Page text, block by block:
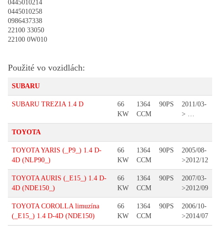
0445010214
0445010258
0986437338
22100 33050
22100 0W010
Použité vo vozidlách:
SUBARU
SUBARU TREZIA 1.4 D
66
KW
1364
CCM
90PS
2011/03-
> …
TOYOTA
TOYOTA YARIS (_P9_) 1.4 D-
4D (NLP90_)
66
KW
1364
CCM
90PS
2005/08-
>2012/12
TOYOTA AURIS (_E15_) 1.4 D-
4D (NDE150_)
66
KW
1364
CCM
90PS
2007/03-
>2012/09
TOYOTA COROLLA limuzína
(_E15_) 1.4 D-4D (NDE150)
66
KW
1364
CCM
90PS
2006/10-
>2014/07